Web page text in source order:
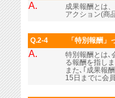
A.
成果報酬とは
アクション(商
Q.2-4 「特別報酬」
A.
特別報酬とは､
る報酬を指し
また､｢成果報
15日までに会